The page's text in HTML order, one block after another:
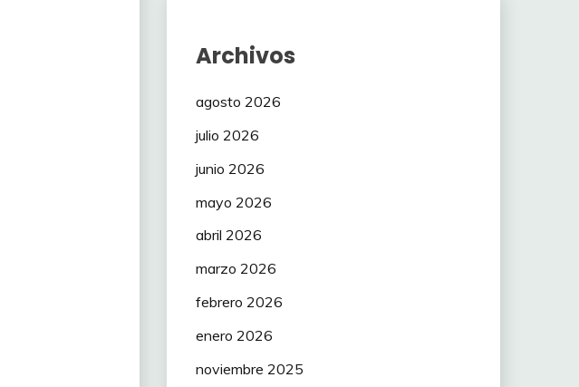
Archivos
agosto 2026
julio 2026
junio 2026
mayo 2026
abril 2026
marzo 2026
febrero 2026
enero 2026
noviembre 2025